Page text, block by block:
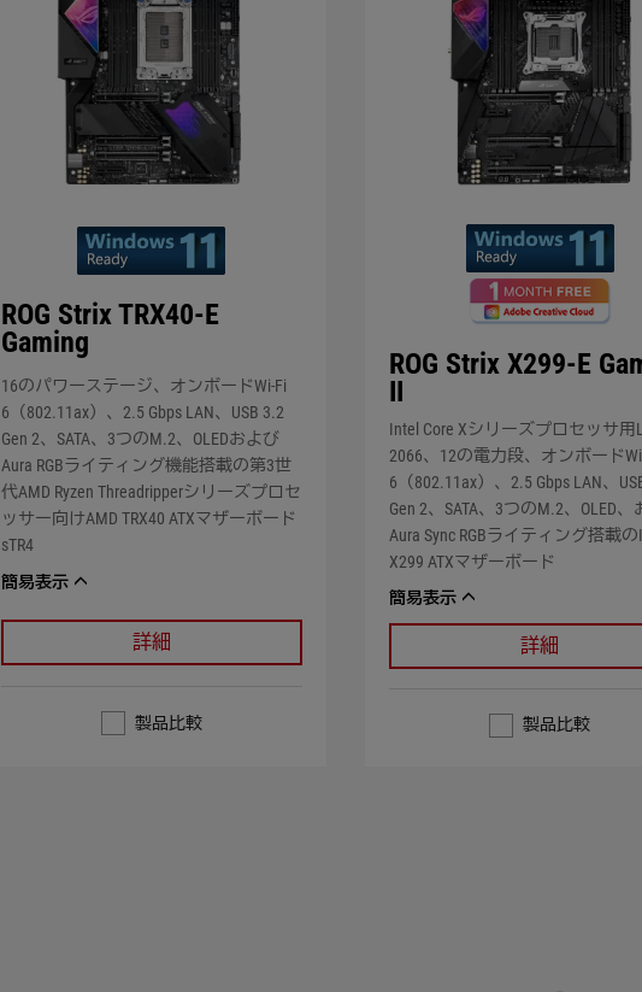
ROG Strix TRX40-E
Gaming
16のパワーステージ、オンボードWi-Fi
6（802.11ax）、2.5 Gbps LAN、USB 3.2
Gen 2、SATA、3つのM.2、OLEDおよび
Aura RGBライティング機能搭載の第3世
代AMD Ryzen Threadripperシリーズプロセ
ッサー向けAMD TRX40 ATXマザーボード
sTR4
簡易表示
詳細
製品比較
ROG Strix X299-E
II
Intel Core Xシリーズプロセッサ用
2066、12の電力段、オンボード
6（802.11ax）、2.5 Gbps LAN、
Gen 2、SATA、3つのM.2、OLED
Aura Sync RGBライティング搭載
X299 ATXマザーボード
簡易表示
詳細
製品比較